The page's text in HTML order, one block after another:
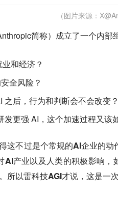
（图片来源：
简称）成立了一个内部
和经济？
全风险？
之后，行为和判断会不会改变？
发更强 AI，这个加速过程又该
这不过是个常规的AI企业的
AI产业以及人类的积极影响
所以雷科技AGI才说，这是一